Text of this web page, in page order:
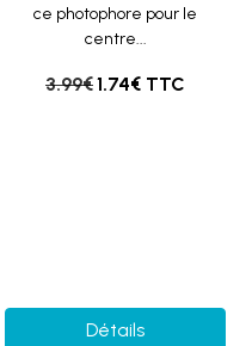
ce photophore pour le
centre...
3.99€1.74€ TTC
Détails